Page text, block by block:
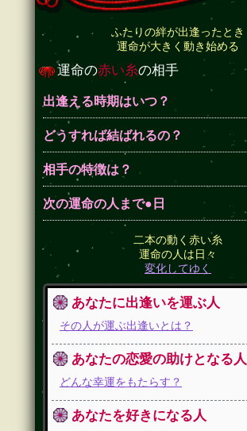
ふたりの絆が出逢ったとき
運命が大きく動き始める
運命の赤い糸の相手
出逢える時期はいつ？
どうすれば結ばれるの？
相手の特徴は？
次の運命の人まで●日
二本の動く赤い糸
運命の人は日々
変化してゆく
あなたに出逢いを運ぶ人
その人が運ぶ出逢いとは？
あなたの恋愛の助けとなる人
どんな幸運をもたらす？
あなたを好きになる人